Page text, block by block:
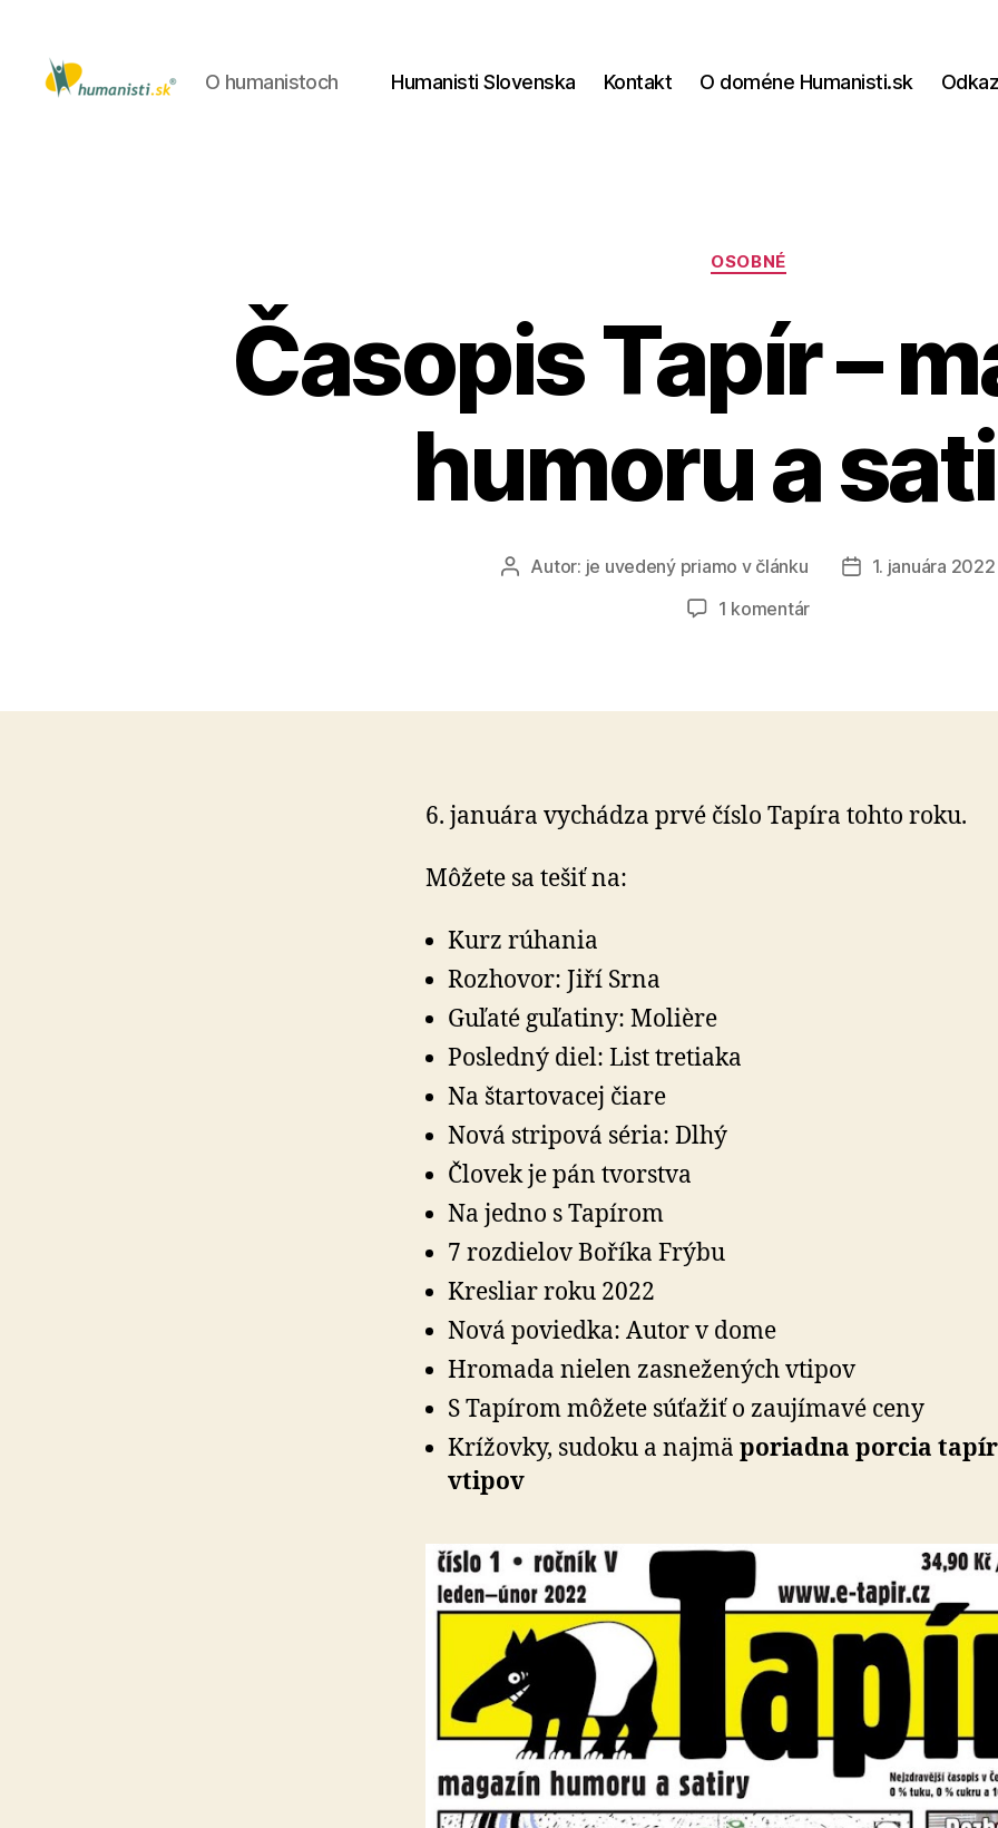
O humanistoch Humanisti Slovenska Kontakt O doméne Humanisti.sk
Kategórie
OSOBNÉ
Časopis Tapír –
humoru a
AutorAutor: je uvedený priamo v článku
Dátum
1. januára 2022
1 komentárna
magazín
6. januára vychádza prvé číslo Tapíra tohto roku.
Môžete sa tešiť na:
Kurz rúhania
Rozhovor: Jiří Srna
Guľaté guľatiny: Molière
Posledný diel: List tretiaka
Na štartovacej čiare
Nová stripová séria: Dlhý
Človek je pán tvorstva
Na jedno s Tapírom
7 rozdielov Boříka Frýbu
Kresliar roku 2022
Nová poviedka: Autor v dome
Hromada nielen zasnežených vtipov
S Tapírom môžete súťažiť o zaujímavé ceny
Krížovky, sudoku a najmä poriadna porcia
vtipov